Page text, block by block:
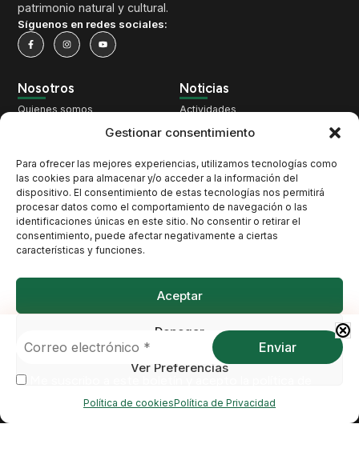
Gestionar consentimiento
Para ofrecer las mejores experiencias, utilizamos tecnologías como
las cookies para almacenar y/o acceder a la información del
dispositivo. El consentimiento de estas tecnologías nos permitirá
procesar datos como el comportamiento de navegación o las
identificaciones únicas en este sitio. No consentir o retirar el
consentimiento, puede afectar negativamente a ciertas
características y funciones.
Aceptar
Denegar
Ver Preferencias
Política de cookiesPolítica de Privacidad
patrimonio natural y cultural.
Síguenos en redes sociales:
Nosotros
Quienes somos
Pacto por los Cetáceos
Únete
Contacto
Noticias
Actividades
Territorio
Patrimonio
Biodiversidad
Opinión
Contacto
Me suscribo a este boletín y acepto la
política de
privacidad